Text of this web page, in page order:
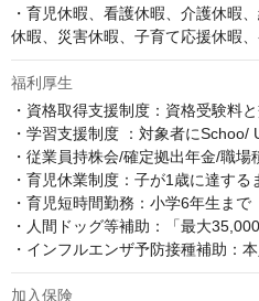
・育児休暇、看護休暇、介護休暇
休暇、災害休暇、子育て応援休暇
福利厚生
・資格取得支援制度：資格受験料
・学習支援制度 ：対象者に
・従業員持株会/確定拠出年金/職
・育児休業制度：子が1歳に達する
・育児短時間勤務：小学6年生まで
・人間ドッグ等補助：「最大
・インフルエンザ予防接種補助：
加入保険